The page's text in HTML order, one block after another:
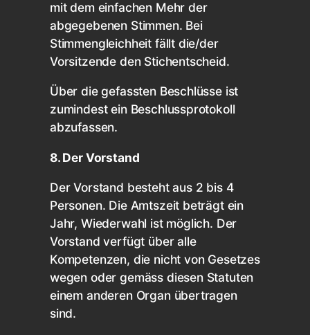
mit dem einfachen Mehr der
abgegebenen Stimmen. Bei
Stimmengleichheit fällt die/der
Vorsitzende den Stichentscheid.
Über die gefassten Beschlüsse ist
zumindest ein Beschlussprotokoll
abzufassen.
8. Der Vorstand
Der Vorstand besteht aus 2 bis 4
Personen. Die Amtszeit beträgt ein
Jahr, Wiederwahl ist möglich. Der
Vorstand verfügt über alle
Kompetenzen, die nicht von Gesetzes
wegen oder gemäss diesen Statuten
einem anderen Organ übertragen
sind.